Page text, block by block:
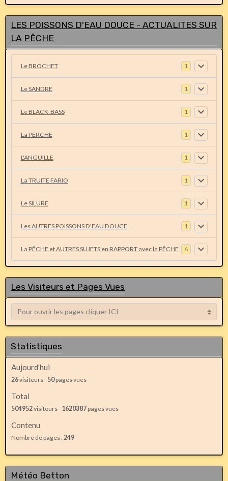
LES POISSONS D'EAU DOUCE - ACTUALITES SUR
LA PÊCHE
Le BROCHET 1
Le SANDRE 1
Le BLACK-BASS 1
La PERCHE 1
L'ANGUILLE 1
La TRUITE FARIO 1
Le SILURE 1
Les AUTRES POISSONS D'EAU DOUCE 1
La PÊCHE et AUTRES SUJETS en RAPPORT avec la PÊCHE 6
Les Visiteurs et Pages Vues
Statistiques
Aujourd'hui
26visiteurs - 50pages vues
Total
504952visiteurs - 1620387pages vues
Contenu
Nombre de pages : 249
Météo Betton